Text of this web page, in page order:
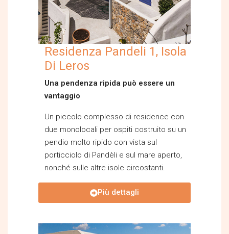
Residenza Pandeli 1, Isola
Di Leros
Una pendenza ripida può essere un
vantaggio
Un piccolo complesso di residence con
due monolocali per ospiti costruito su un
pendio molto ripido con vista sul
porticciolo di Pandèli e sul mare aperto,
nonché sulle altre isole circostanti.
Più dettagli